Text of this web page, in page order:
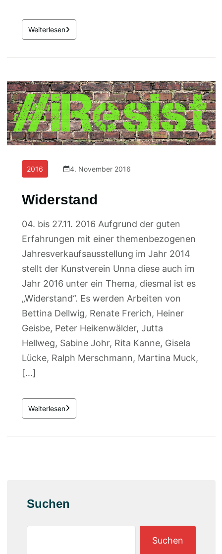
Weiterlesen
2016 4. November 2016
Widerstand
04. bis 27.11. 2016 Aufgrund der guten
Erfahrungen mit einer themenbezogenen
Jahresverkaufsausstellung im Jahr 2014
stellt der Kunstverein Unna diese auch im
Jahr 2016 unter ein Thema, diesmal ist es
„Widerstand“. Es werden Arbeiten von
Bettina Dellwig, Renate Frerich, Heiner
Geisbe, Peter Heikenwälder, Jutta
Hellweg, Sabine Johr, Rita Kanne, Gisela
Lücke, Ralph Merschmann, Martina Muck,
[…]
Weiterlesen
Suchen
Suchen